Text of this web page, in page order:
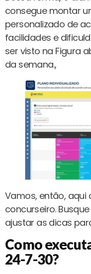
consegue montar
personalizado de
facilidades e
ser visto na Figura
da semana.,
Vamos, então,
concurseiro.
ajustar as dicas
Como
24-7-30?